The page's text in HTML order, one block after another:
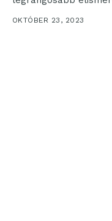
amelyre innovatív
OKTÓBER 23, 2023